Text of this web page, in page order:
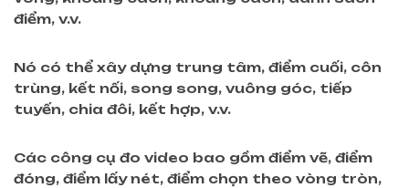
điểm, v.v.
Nó có thể xây dựng trung tâm, điểm cuối, côn
trùng, kết nối, song song, vuông góc, tiếp
tuyến, chia đôi, kết hợp, v.v.
Các công cụ đo video bao gồm điểm vẽ, điểm
đóng, điểm lấy nét, điểm chọn theo vòng tròn,